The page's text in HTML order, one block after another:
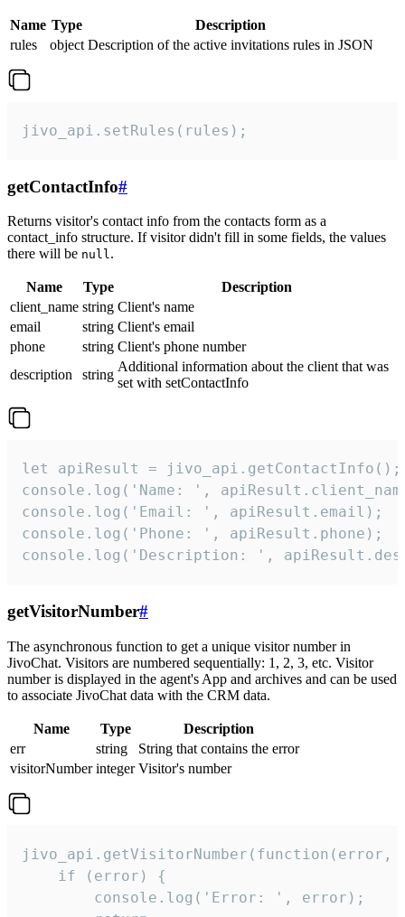
Name Type
Description
rules
object Description of the active invitations rules in JSON
jivo_api.setRules(rules);
getContactInfo#
Returns visitor's contact info from the contacts form as a
contact_info structure. If visitor didn't fill in some fields, the values
there will be null.
Name Type
Description
client_name string Client's name
email
string Client's email
phone
string Client's phone number
description
string
Additional information about the client that was
set with setContactInfo
let apiResult = jivo_api.getContactInfo();
console.log('Name: ',
console.log('Email: ', apiResult.email);
console.log('Phone: ', apiResult.phone);
console.log('Description: ',
getVisitorNumber#
The asynchronous function to get a unique visitor number in
JivoChat. Visitors are numbered sequentially: 1, 2, 3, etc. Visitor
number is displayed in the agent's App and archives and can be used
to associate JivoChat data with the CRM data.
Name Type
Description
err
string
String that contains the error
visitorNumber integer Visitor's number
jivo_api.getVisitorNumber(function(error,
    if (error) {
        console.log('Error: ', error);